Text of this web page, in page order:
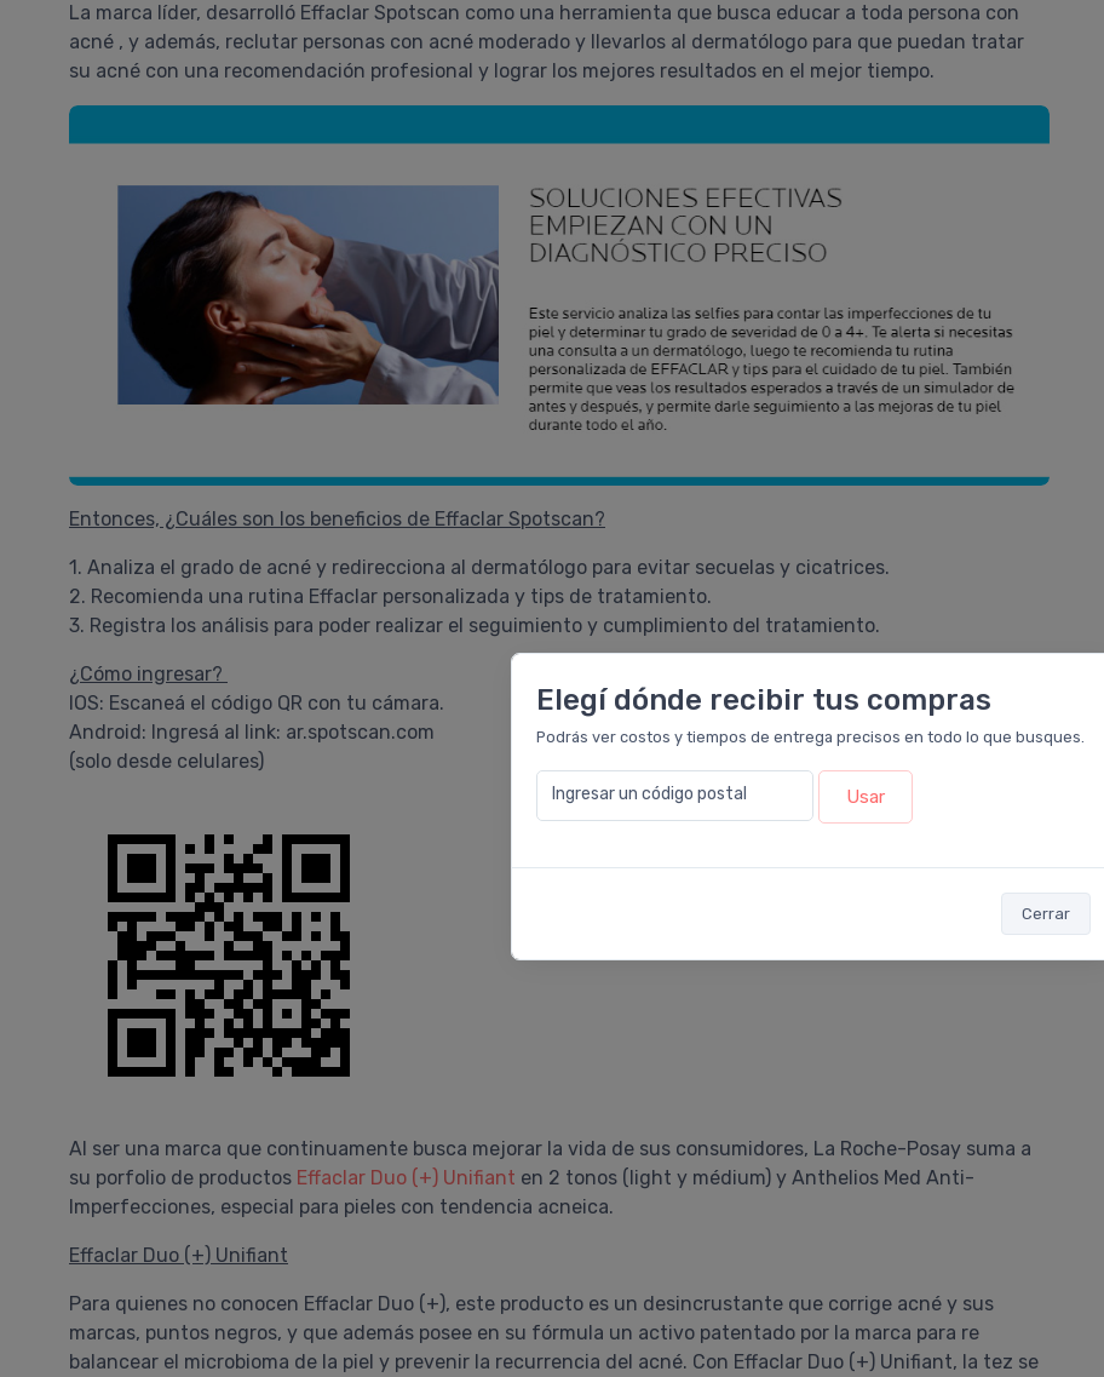
Elegí dónde recibir tus compras
Podrás ver costos y tiempos de entrega precisos en todo lo que busques.
Ingresar un código postal Usar
Cerrar
La marca líder, desarrolló Effaclar Spotscan como una herramienta que busca educar a toda persona con
acné , y además, reclutar personas con acné moderado y llevarlos al dermatólogo para que puedan tratar
su acné con una recomendación profesional y lograr los mejores resultados en el mejor tiempo.
Entonces, ¿Cuáles son los beneficios de Effaclar Spotscan?
1. Analiza el grado de acné y redirecciona al dermatólogo para evitar secuelas y cicatrices.
2. Recomienda una rutina Effaclar personalizada y tips de tratamiento.
3. Registra los análisis para poder realizar el seguimiento y cumplimiento del tratamiento.
¿Cómo ingresar?
IOS: Escaneá el código QR con tu cámara.
Android: Ingresá al link: ar.spotscan.com
(solo desde celulares)
Al ser una marca que continuamente busca mejorar la vida de sus consumidores, La Roche-Posay suma a
su porfolio de productos Effaclar Duo (+) Unifiant en 2 tonos (light y médium) y Anthelios Med Anti-
Imperfecciones, especial para pieles con tendencia acneica.
Effaclar Duo (+) Unifiant
Para quienes no conocen Effaclar Duo (+), este producto es un desincrustante que corrige acné y sus
marcas, puntos negros, y que además posee en su fórmula un activo patentado por la marca para re
balancear el microbioma de la piel y prevenir la recurrencia del acné. Con Effaclar Duo (+) Unifiant, la tez se
esta crema acompañado con el serum
parpados, mis parpados han cambiado
favorablemente. La estoy pidiendo
COMPRAR
LA ROCHE POSAY
Pedido # 997800